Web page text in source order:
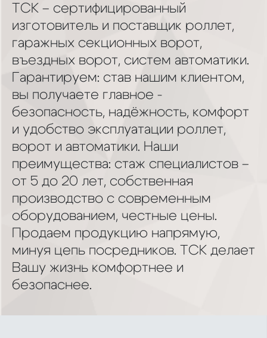
ТСК – сертифицированный
изготовитель и поставщик роллет,
гаражных секционных ворот,
въездных ворот, систем автоматики.
Гарантируем: став нашим клиентом,
вы получаете главное -
безопасность, надёжность, комфорт
и удобство эксплуатации роллет,
ворот и автоматики. Наши
преимущества: стаж специалистов –
от 5 до 20 лет, собственная
производство с современным
оборудованием, честные цены.
Продаем продукцию напрямую,
минуя цепь посредников. ТСК делает
Вашу жизнь комфортнее и
безопаснее.